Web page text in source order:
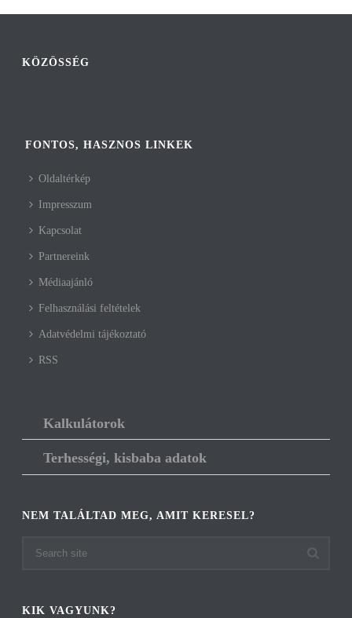
KÖZÖSSÉG
FONTOS, HASZNOS LINKEK
Oldaltérkép
Impresszum
Kapcsolat
Partnereink
Médiaajánló
Felhasználási feltételek
Adatvédelmi tájékoztató
RSS
Kalkulátorok
Terhességi, kisbaba adatok
NEM TALÁLTAD MEG, AMIT KERESEL?
KIK VAGYUNK?